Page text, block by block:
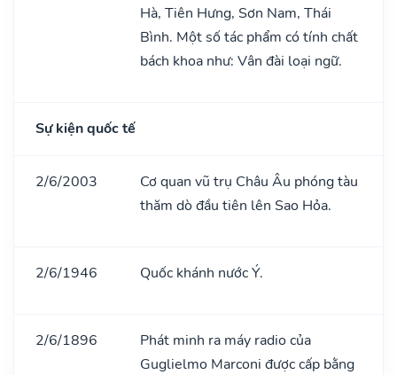
Hà, Tiên Hưng, Sơn Nam, Thái
Bình. Một số tác phẩm có tính chất
bách khoa như: Vân đài loại ngữ.
Sự kiện quốc tế
2/6/2003
Cơ quan vũ trụ Châu Âu phóng tàu
thăm dò đầu tiên lên Sao Hỏa.
2/6/1946 Quốc khánh nước Ý.
2/6/1896
Phát minh ra máy radio của
Guglielmo Marconi được cấp bằng